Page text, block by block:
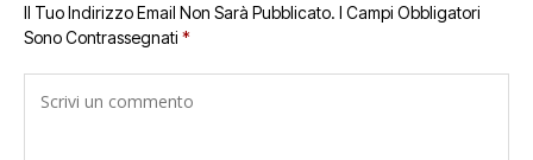
Il Tuo Indirizzo Email Non Sarà Pubblicato. I Campi Obbligatori
Sono Contrassegnati *